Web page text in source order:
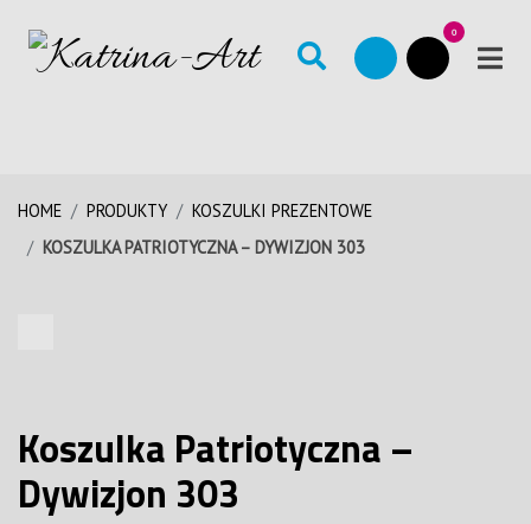
0
HOME PRODUKTY
KOSZULKI PREZENTOWE
KOSZULKA PATRIOTYCZNA – DYWIZJON 303
Koszulka Patriotyczna –
Dywizjon 303